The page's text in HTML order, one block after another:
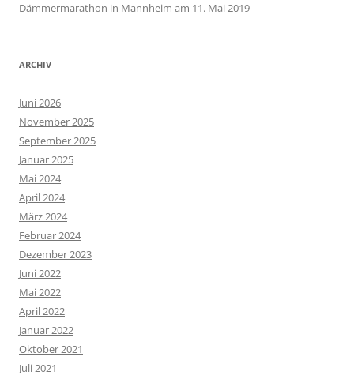
Dämmermarathon in Mannheim am 11. Mai 2019
ARCHIV
Juni 2026
November 2025
September 2025
Januar 2025
Mai 2024
April 2024
März 2024
Februar 2024
Dezember 2023
Juni 2022
Mai 2022
April 2022
Januar 2022
Oktober 2021
Juli 2021